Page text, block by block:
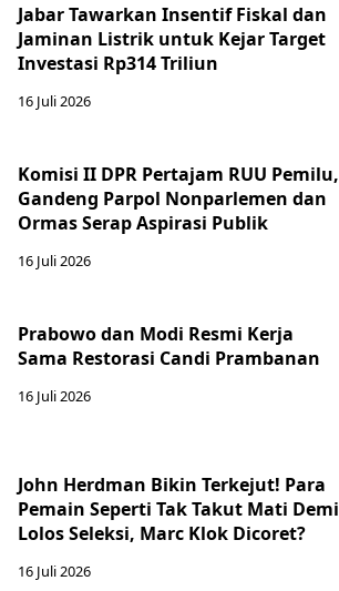
Jabar Tawarkan Insentif Fiskal dan
Jaminan Listrik untuk Kejar Target
Investasi Rp314 Triliun
16 Juli 2026
Komisi II DPR Pertajam RUU Pemilu,
Gandeng Parpol Nonparlemen dan
Ormas Serap Aspirasi Publik
16 Juli 2026
Prabowo dan Modi Resmi Kerja
Sama Restorasi Candi Prambanan
16 Juli 2026
John Herdman Bikin Terkejut! Para
Pemain Seperti Tak Takut Mati Demi
Lolos Seleksi, Marc Klok Dicoret?
16 Juli 2026